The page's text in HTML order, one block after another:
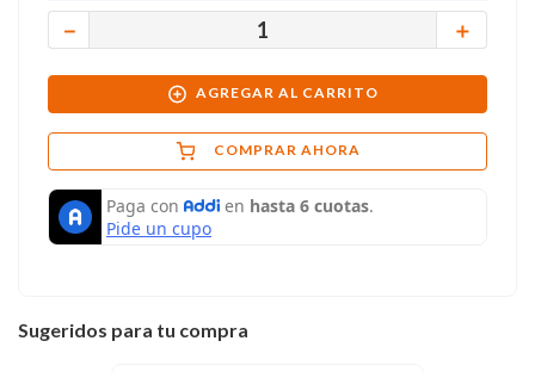
＋
－
AGREGAR AL CARRITO
COMPRAR AHORA
Sugeridos para tu compra